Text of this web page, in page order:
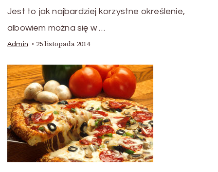
Jest to jak najbardziej korzystne określenie,
albowiem można się w …
Admin 25 listopada 2014